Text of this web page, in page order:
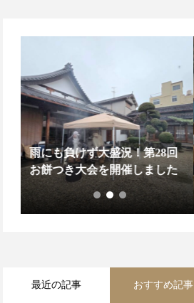
令和8年永代経法要・落語
会、賑々しく勤まりました
最近の記事 おすすめ記事